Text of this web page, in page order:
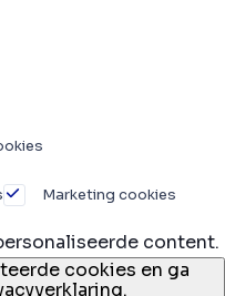
Marketing cookies
content.
cookies en ga